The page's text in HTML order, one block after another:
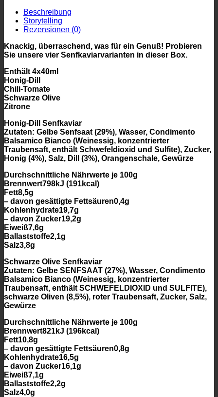
Beschreibung
Storytelling
Rezensionen (0)
Knackig, überraschend, was für ein Genuß! Probieren
Sie unsere vier Senfkaviarvarianten in dieser Box.
Enthält 4x40ml
Honig-Dill
Chili-Tomate
Schwarze Olive
Zitrone
Honig-Dill Senfkaviar
Zutaten: Gelbe Senfsaat (29%), Wasser, Condimento
Balsamico Bianco (Weinessig, konzentrierter
Traubensaft, enthält Schwefeldioxid und Sulfite), Zucker,
Honig (4%), Salz, Dill (3%), Orangenschale, Gewürze
Durchschnittliche Nährwerte je 100g
Brennwert798kJ (191kcal)
Fett8,5g
– davon gesättigte Fettsäuren0,4g
Kohlenhydrate19,7g
– davon Zucker19,2g
Eiweiß7,6g
Ballaststoffe2,1g
Salz3,8g
Schwarze Olive Senfkaviar
Zutaten: Gelbe SENFSAAT (27%), Wasser, Condimento
Balsamico Bianco (Weinessig, konzentrierter
Traubensaft, enthält SCHWEFELDIOXID und SULFITE),
schwarze Oliven (8,5%), roter Traubensaft, Zucker, Salz,
Gewürze
Durchschnittliche Nährwerte je 100g
Brennwert821kJ (196kcal)
Fett10,8g
– davon gesättigte Fettsäuren0,8g
Kohlenhydrate16,5g
– davon Zucker16,1g
Eiweiß7,1g
Ballaststoffe2,2g
Salz4,0g